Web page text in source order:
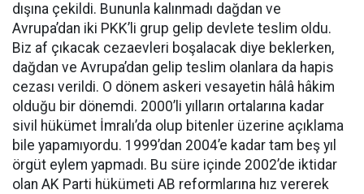
dışına çekildi. Bununla kalınmadı dağdan ve
Avrupa’dan iki PKK’li grup gelip devlete teslim oldu.
Biz af çıkacak cezaevleri boşalacak diye beklerken,
dağdan ve Avrupa’dan gelip teslim olanlara da hapis
cezası verildi. O dönem askeri vesayetin hâlâ hâkim
olduğu bir dönemdi. 2000’li yılların ortalarına kadar
sivil hükümet İmralı’da olup bitenler üzerine açıklama
bile yapamıyordu. 1999’dan 2004’e kadar tam beş yıl
örgüt eylem yapmadı. Bu süre içinde 2002’de iktidar
olan AK Parti hükümeti AB reformlarına hız vererek